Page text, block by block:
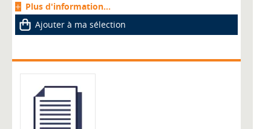
Plus d'information...
Ajouter à ma sélection